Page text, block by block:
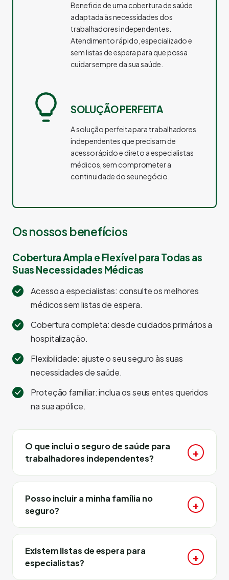
Beneficie de uma cobertura de saúde
adaptada às necessidades dos
trabalhadores independentes.
Atendimento rápido, especializado e
sem listas de espera para que possa
cuidar sempre da sua saúde.
SOLUÇÃO PERFEITA
A solução perfeita para trabalhadores
independentes que precisam de
acesso rápido e direto a especialistas
médicos, sem comprometer a
continuidade do seu negócio.
Os nossos benefícios
Cobertura Ampla e Flexível para Todas as
Suas Necessidades Médicas
Acesso a especialistas: consulte os melhores
médicos sem listas de espera.
Cobertura completa: desde cuidados primários a
hospitalização.
Flexibilidade: ajuste o seu seguro às suas
necessidades de saúde.
Proteção familiar: inclua os seus entes queridos
na sua apólice.
O que inclui o seguro de saúde para
trabalhadores independentes?
Posso incluir a minha família no
seguro?
Existem listas de espera para
especialistas?